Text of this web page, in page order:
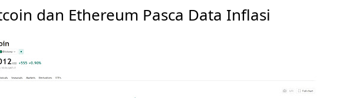
dan Ethereum Pasca Data Inflasi